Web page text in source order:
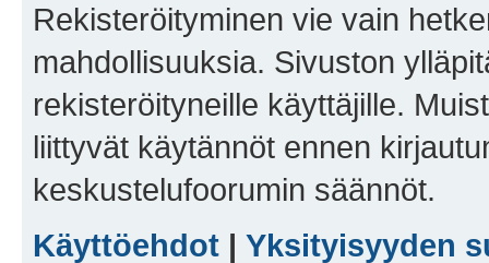
Rekisteröityminen vie vain
mahdollisuuksia. Sivuston
rekisteröityneille käyttäjille.
liittyvät käytännöt ennen
keskustelufoorumin säännöt.
Käyttöehdot | Yksityisyyden